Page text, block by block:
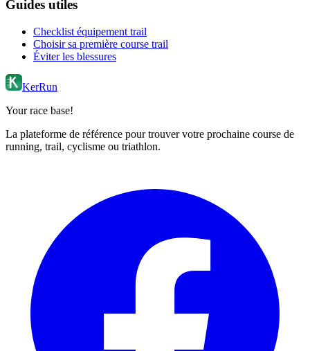
Guides utiles
Checklist équipement trail
Choisir sa première course trail
Éviter les blessures
KerRun
Your race base!
La plateforme de référence pour trouver votre prochaine course de
running, trail, cyclisme ou triathlon.